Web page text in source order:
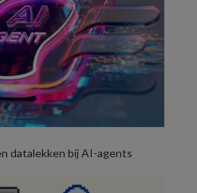
datalekken bij AI-agents